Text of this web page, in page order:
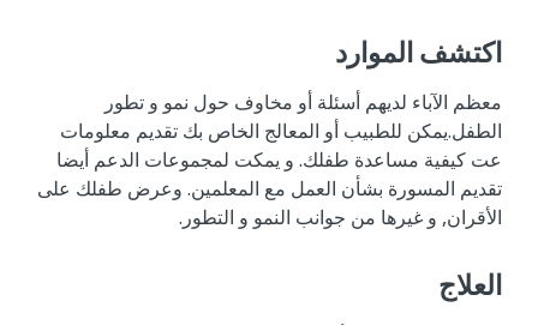
اكتشف الموارد
معظم الآباء لديهم أسئلة أو مخاوف حول نمو و تطور
الطفل.يمكن للطبيب أو المعالج الخاص بك تقديم معلومات
عت كيفية مساعدة طفلك. و يمكت لمجموعات الدعم أيضا
تقديم المسورة بشأن العمل مع المعلمين. وعرض طفلك على
الأقران, و غيرها من جوانب النمو و التطور.
العلاج